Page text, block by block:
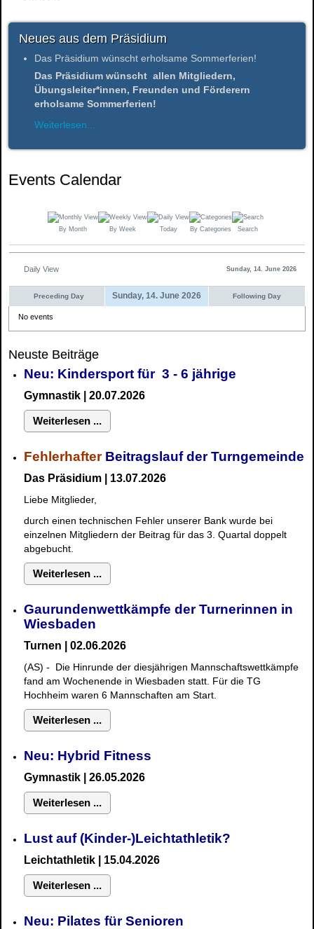
Neues aus dem Präsidium
Das Präsidium wünscht erholsame Sommerferien!
Das Präsidium wünscht allen Mitgliedern,
Übungsleiter*innen, Freunden und Förderern
erholsame Sommerferien!
Weiterlesen...
Events Calendar
By Month By Week Today By Categories Search
Daily View Sunday, 14. June 2026
Preceding Day Sunday, 14. June 2026 Following Day
No events
Neuste Beiträge
Neu: Kindersport für 3 - 6 jährige
Gymnastik | 20.07.2026
Weiterlesen ...
FehlerhafterBeitragslauf der Turngemeinde
Das Präsidium | 13.07.2026
Liebe Mitglieder,
durch einen technischen Fehler unserer Bank wurde bei
einzelnen Mitgliedern der Beitrag für das 3. Quartal doppelt
abgebucht.
Weiterlesen ...
Gaurundenwettkämpfe der Turnerinnen in
Wiesbaden
Turnen | 02.06.2026
(AS) - Die Hinrunde der diesjährigen Mannschaftswettkämpfe
fand am Wochenende in Wiesbaden statt. Für die TG
Hochheim waren 6 Mannschaften am Start.
Weiterlesen ...
Neu: Hybrid Fitness
Gymnastik | 26.05.2026
Weiterlesen ...
Lust auf (Kinder-)Leichtathletik?
Leichtathletik | 15.04.2026
Weiterlesen ...
Neu: Pilates für Senioren